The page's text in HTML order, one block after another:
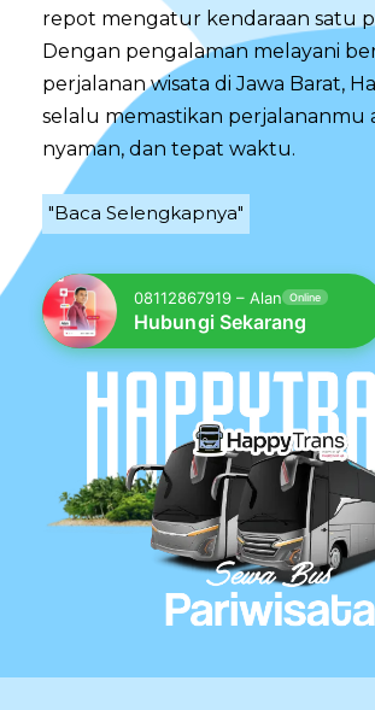
repot mengatur kendaraan satu
Dengan pengalaman melayani
perjalanan wisata di Jawa Barat,
selalu memastikan perjalananmu
nyaman, dan tepat waktu.
"Baca Selengkapnya"
08112867919 – Alan Online
Hubungi Sekarang